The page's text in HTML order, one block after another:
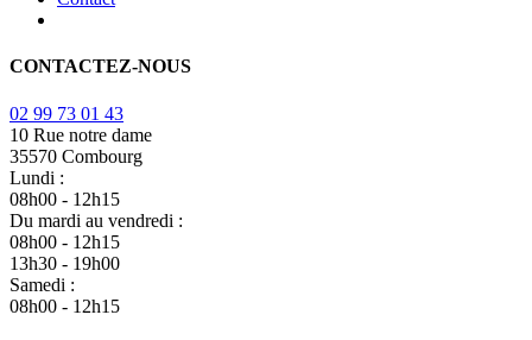
CONTACTEZ-NOUS
02 99 73 01 43
10 Rue notre dame
35570 Combourg
Lundi :
08h00 - 12h15
Du mardi au vendredi :
08h00 - 12h15
13h30 - 19h00
Samedi :
08h00 - 12h15